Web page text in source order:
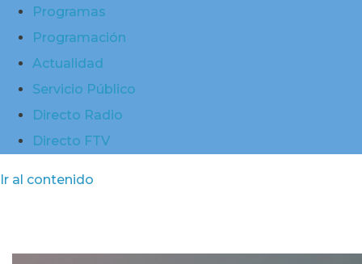
Programas
Programación
Actualidad
Servicio Público
Directo Radio
Directo FTV
Ir al contenido